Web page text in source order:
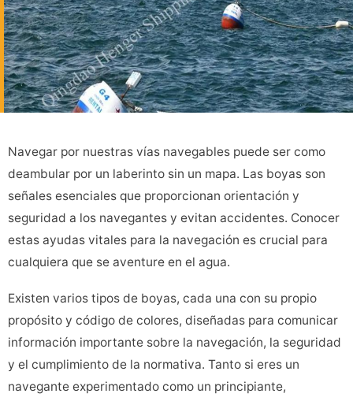
Navegar por nuestras vías navegables puede ser como
deambular por un laberinto sin un mapa. Las boyas son
señales esenciales que proporcionan orientación y
seguridad a los navegantes y evitan accidentes. Conocer
estas ayudas vitales para la navegación es crucial para
cualquiera que se aventure en el agua.
Existen varios tipos de boyas, cada una con su propio
propósito y código de colores, diseñadas para comunicar
información importante sobre la navegación, la seguridad
y el cumplimiento de la normativa. Tanto si eres un
navegante experimentado como un principiante,